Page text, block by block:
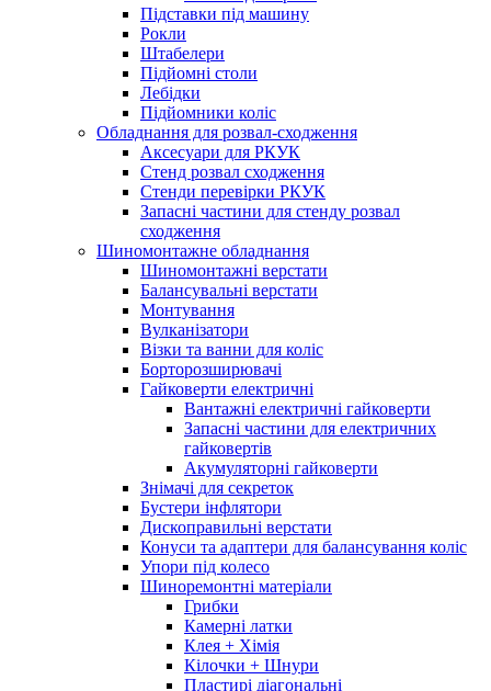
Підставки під машину
Рокли
Штабелери
Підйомні столи
Лебідки
Підйомники коліс
Обладнання для розвал-сходження
Аксесуари для РКУК
Стенд розвал сходження
Стенди перевірки РКУК
Запасні частини для стенду розвал
сходження
Шиномонтажне обладнання
Шиномонтажні верстати
Балансувальні верстати
Монтування
Вулканізатори
Візки та ванни для коліс
Борторозширювачі
Гайковерти електричні
Вантажні електричні гайковерти
Запасні частини для електричних
гайковертів
Акумуляторні гайковерти
Знімачі для секреток
Бустери інфлятори
Дископравильні верстати
Конуси та адаптери для балансування коліс
Упори під колесо
Шиноремонтні матеріали
Грибки
Камерні латки
Клея + Хімія
Кілочки + Шнури
Пластирі діагональні